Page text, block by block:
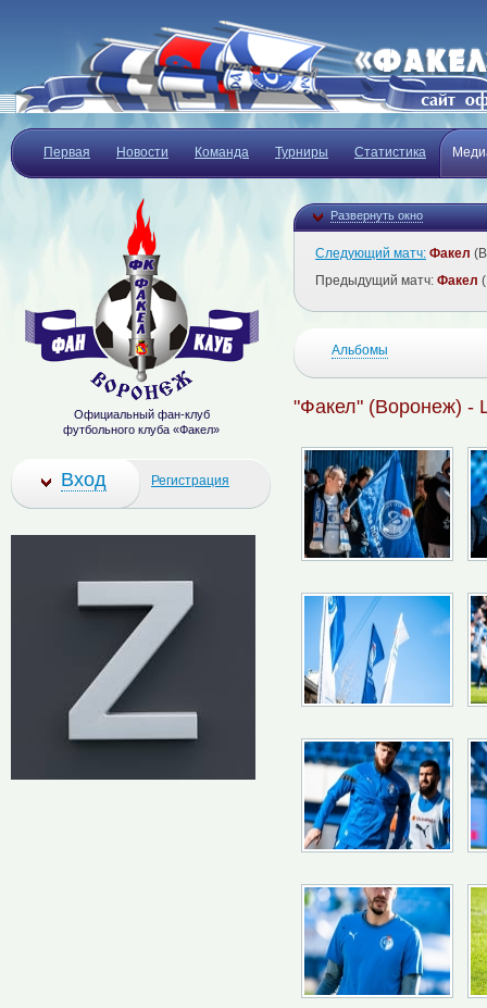
Первая Новости Команда Турниры Статистика
Развернуть окно
Следующий матч: Факел
Предыдущий матч: Факел
Альбомы
"Факел" (Воронеж) -
Официальный фан-клуб
футбольного клуба «Факел»
Вход Регистрация